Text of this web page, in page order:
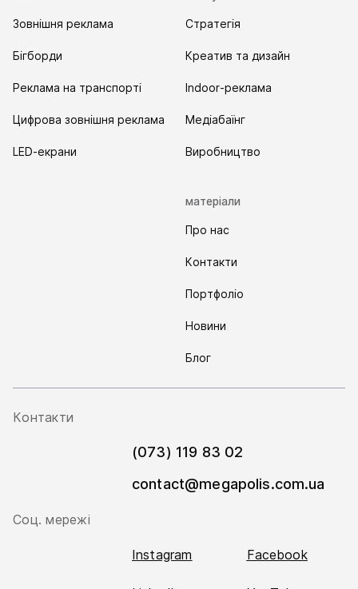
Зовнішня реклама
Бігборди
Реклама на транспорті
Цифрова зовнішня реклама
LED-екрани
Стратегія
Креатив та дизайн
Indoor-реклама
Медіабаїнг
Виробництво
матеріали
Про нас
Контакти
Портфоліо
Новини
Блог
Контакти
(073) 119 83 02
contact@megapolis.com.ua
Соц. мережі
Instagram Facebook